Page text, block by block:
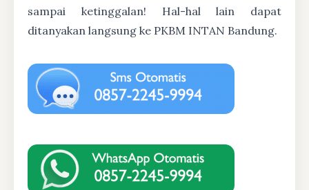
sampai ketinggalan! Hal-hal lain dapat
ditanyakan langsung ke PKBM INTAN Bandung.